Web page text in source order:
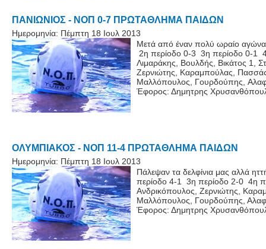
ΠΑΝΙΩΝΙΟΣ - ΝΟΠ 0-7 ΠΡΩΤΑΘΛΗΜΑ ΠΑΙΔΩΝ
Ημερομηνία: Πέμπτη 18 Ιουλ 2013
Μετά από έναν πολύ ωραίο αγώνα
2η περίοδο 0-3 3η περίοδο 0-1
Λιμαράκης, Βουλδής, Βικάτος 1,
Ζερνιώτης, Καραμπούλας,
Μαλλόπουλος, Γουρδούπης,
Έφορος: Δημητρης
ΟΛΥΜΠΙΑΚΟΣ - ΝΟΠ 11-4 ΠΡΩΤΑΘΛΗΜΑ ΠΑΙΔΩΝ
Ημερομηνία: Πέμπτη 18 Ιουλ 2013
Πάλεψαν τα δελφίνια μας αλλά
περίοδο 4-1 3η περίοδο 2-0 4η
Ανδρικόπουλος, Ζερνιώτης,
Μαλλόπουλος, Γουρδούπης,
Έφορος: Δημητρης